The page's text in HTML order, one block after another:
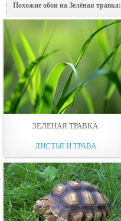
Похожие обои на Зелёная травка:
ЗЕЛЕНАЯ ТРАВКА
ЛИСТЬЯ И ТРАВА